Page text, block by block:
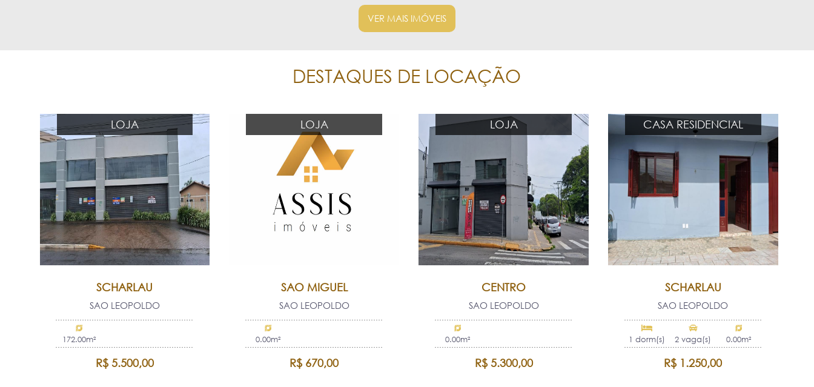
VER MAIS IMÓVEIS
DESTAQUES DE LOCAÇÃO
LOJA
SCHARLAU
SAO LEOPOLDO
172.00m²
R$ 5.500,00
LOJA
SAO MIGUEL
SAO LEOPOLDO
0.00m²
R$ 670,00
LOJA
CENTRO
SAO LEOPOLDO
0.00m²
R$ 5.300,00
CASA RESIDENCIAL
SCHARLAU
SAO LEOPOLDO
1 dorm(s) 2 vaga(s) 0.00m²
R$ 1.250,00